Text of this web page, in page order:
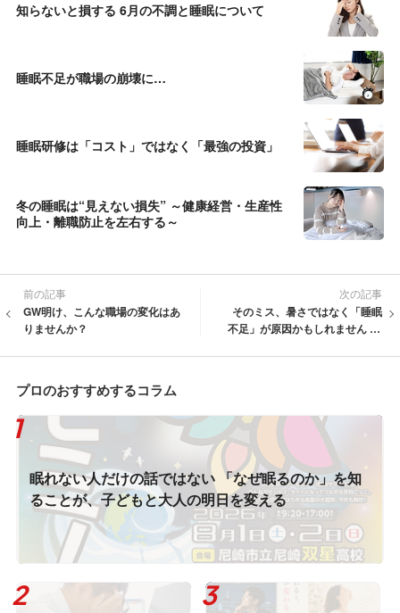
知らないと損する 6月の不調と睡眠について
睡眠不足が職場の崩壊に…
睡眠研修は「コスト」ではなく「最強の投資」
冬の睡眠は“見えない損失” ～健康経営・生産性
向上・離職防止を左右する～
前の記事
GW明け、こんな職場の変化はあ
りませんか？
次の記事
そのミス、暑さではなく「睡眠
不足」が原因かもしれません 20
睡眠×熱中症対策
プロのおすすめするコラム
眠れない人だけの話ではない 「なぜ眠るのか」を知
ることが、子どもと大人の明日を変える